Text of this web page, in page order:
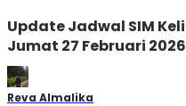
Update Jadwal SIM
Jumat 27 Februari 2026
Reva Almalika